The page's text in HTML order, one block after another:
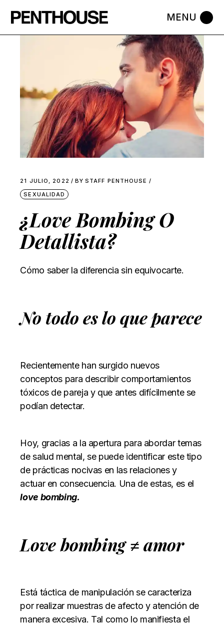
the
21 JULIO, 2022 BY STAFF PENTHOUSE
SEXUALIDAD
¿Love Bombing O
Detallista?
Cómo saber la diferencia sin equivocarte.
No todo es lo que parece
Recientemente han surgido nuevos
conceptos para describir comportamientos
tóxicos de pareja y que antes difícilmente se
podían detectar.
Hoy, gracias a la apertura para abordar temas
de salud mental, se puede identificar este tipo
de prácticas nocivas en las relaciones y
actuar en consecuencia. Una de estas, es el
love bombing.
Love bombing≠amor
Está táctica de manipulación se caracteriza
por realizar muestras de afecto y atención de
manera excesiva. Tal como lo manifiesta el